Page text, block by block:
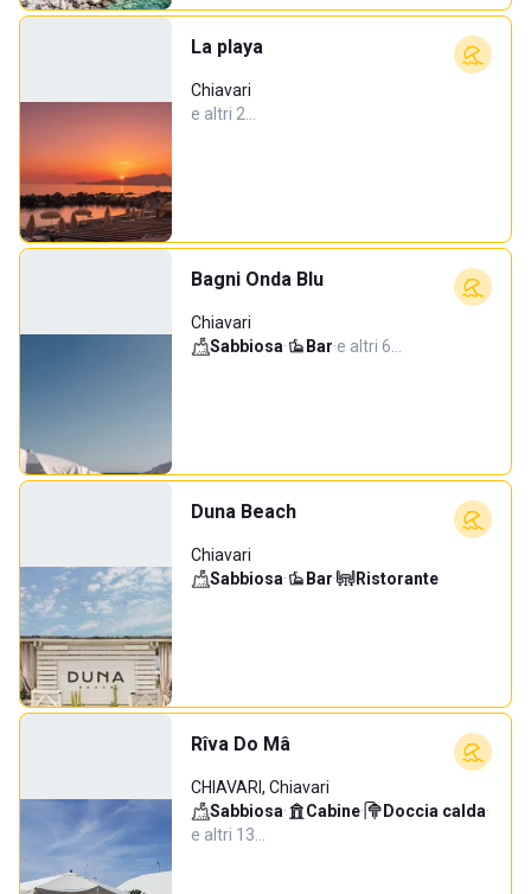
La playa
Chiavari
e altri 2…
Bagni Onda Blu
Chiavari
Sabbiosa· Bar·e altri 6…
Duna Beach
Chiavari
Sabbiosa· Bar· Ristorante
Rîva Do Mâ
CHIAVARI, Chiavari
Sabbiosa· Cabine· Doccia calda·
e altri 13…